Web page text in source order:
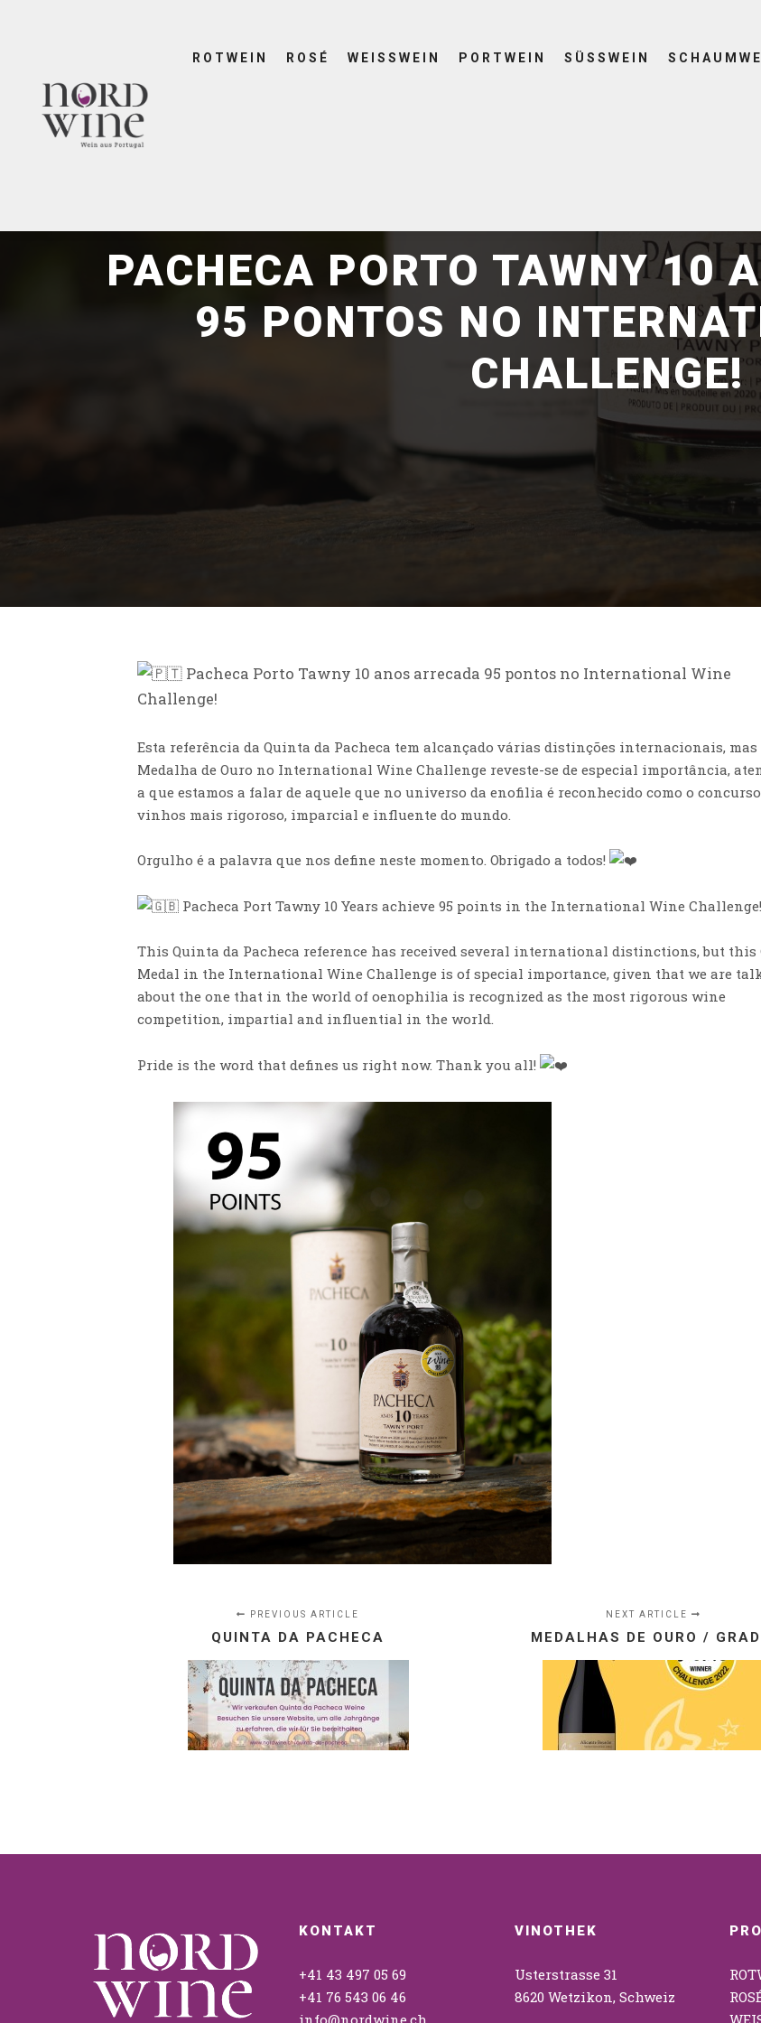
ROTWEIN ROSÉ WEISSWEIN PORTWEIN SÜSSWEIN
PACHECA PORTO TAWNY 10
95 PONTOS NO
CHALLENGE!
Pacheca Porto Tawny 10 anos arrecada 95 pontos no International Wine
Challenge!
Esta referência da Quinta da Pacheca tem alcançado várias distinções internacionais, mas
Medalha de Ouro no International Wine Challenge reveste-se de especial importância,
a que estamos a falar de aquele que no universo da enofilia é reconhecido como o
vinhos mais rigoroso, imparcial e influente do mundo.
Orgulho é a palavra que nos define neste momento. Obrigado a todos!
Pacheca Port Tawny 10 Years achieve 95 points in the International Wine Challenge!
This Quinta da Pacheca reference has received several international distinctions, but this
Medal in the International Wine Challenge is of special importance, given that we are
about the one that in the world of oenophilia is recognized as the most rigorous wine
competition, impartial and influential in the world.
Pride is the word that defines us right now. Thank you all!
PREVIOUS ARTICLE
QUINTA DA PACHECA
NEXT ARTICLE
MEDALHAS DE OURO /
KONTAKT
+41 43 497 05 69
+41 76 543 06 46
VINOTHEK
Usterstrasse 31
8620 Wetzikon, Schweiz